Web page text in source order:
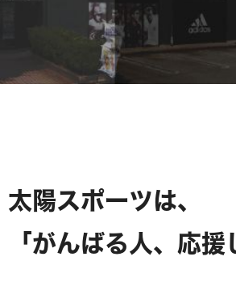
太陽スポーツは、
「がんばる人、応援